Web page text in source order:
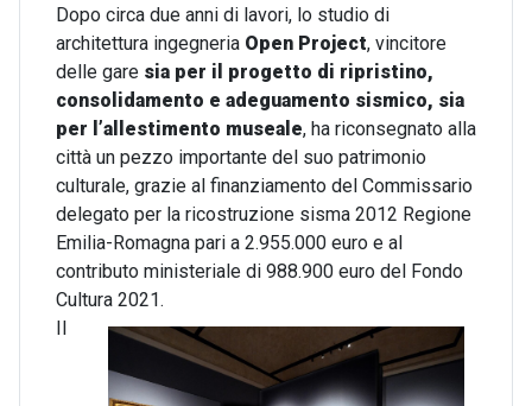
Dopo circa due anni di lavori, lo studio di
architettura ingegneria Open Project, vincitore
delle gare sia per il progetto di ripristino,
consolidamento e adeguamento sismico, sia
per l’allestimento museale, ha riconsegnato alla
città un pezzo importante del suo patrimonio
culturale, grazie al finanziamento del Commissario
delegato per la ricostruzione sisma 2012 Regione
Emilia-Romagna pari a 2.955.000 euro e al
contributo ministeriale di 988.900 euro del Fondo
Cultura 2021.
Il